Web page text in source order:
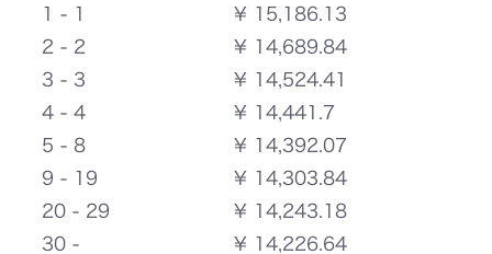
1 - 1
¥ 15,186.13
2 - 2
¥ 14,689.84
3 - 3
¥ 14,524.41
4 - 4
¥ 14,441.7
5 - 8
¥ 14,392.07
9 - 19
¥ 14,303.84
20 - 29
¥ 14,243.18
30 -
¥ 14,226.64